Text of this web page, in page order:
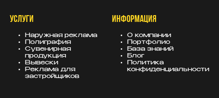
УСЛУГИ
Наружная реклама
Полиграфия
Сувенирная
продукция
Вывески
Реклама для
застройщиков
ИНФОРМАЦИЯ
О компании
Портфолио
База знаний
Блог
Политика
конфиденциальности